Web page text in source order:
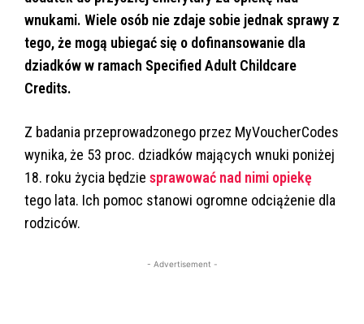
wnukami. Wiele osób nie zdaje sobie jednak sprawy z
tego, że mogą ubiegać się o dofinansowanie dla
dziadków w ramach Specified Adult Childcare
Credits.
Z badania przeprowadzonego przez MyVoucherCodes
wynika, że 53 proc. dziadków mających wnuki poniżej
18. roku życia będzie sprawować nad nimi opiekę
tego lata. Ich pomoc stanowi ogromne odciążenie dla
rodziców.
- Advertisement -